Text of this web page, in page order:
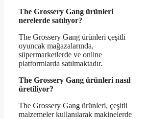
The Grossery Gang ürünleri
nerelerde satılıyor?
The Grossery Gang ürünleri çeşitli
oyuncak mağazalarında,
süpermarketlerde ve online
platformlarda satılmaktadır.
The Grossery Gang ürünleri nasıl
üretiliyor?
The Grossery Gang ürünleri, çeşitli
malzemeler kullanılarak makinelerde